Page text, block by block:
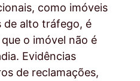
como imóveis
de alto tráfego, é
o imóvel não é
Evidências
de reclamações,